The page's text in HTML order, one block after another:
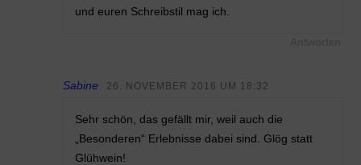
und euren Schreibstil mag ich.
Sabine 26. NOVEMBER 2016 UM 18:32
Sehr schön, das gefällt mir, weil auch die
„Besonderen“ Erlebnisse dabei sind. Glög statt
Glühwein!